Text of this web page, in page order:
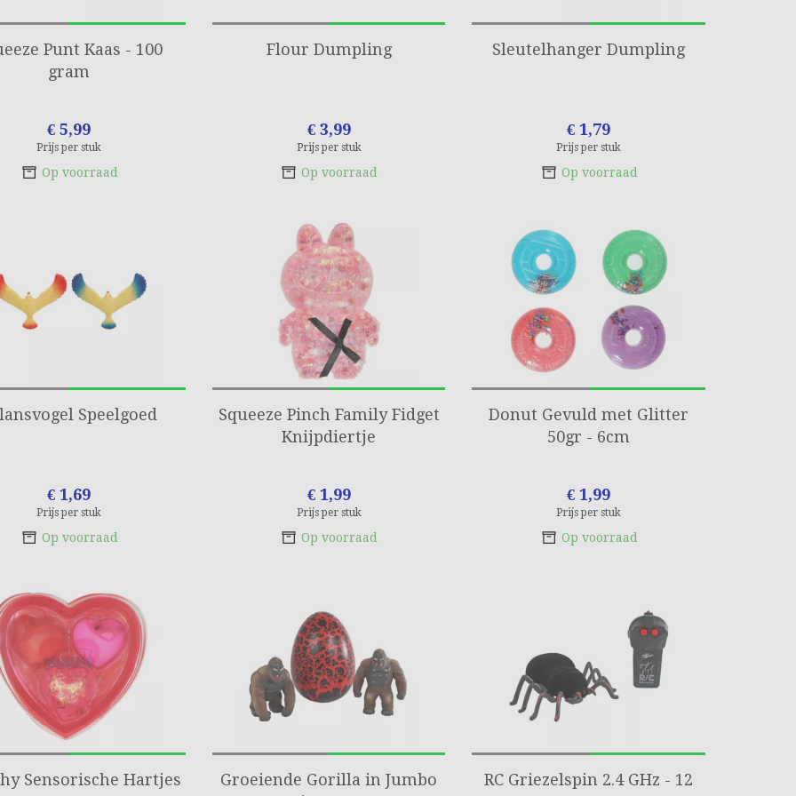
Punt Kaas - 100
gram
€ 5,99
Prijs per stuk
Op voorraad
Flour Dumpling
€ 3,99
Prijs per stuk
Op voorraad
Sleutelhanger Dumpling
€ 1,79
Prijs per stuk
Op voorraad
Speelgoed
€ 1,69
Prijs per stuk
Op voorraad
Squeeze Pinch Family Fidget
Knijpdiertje
€ 1,99
Prijs per stuk
Op voorraad
Donut Gevuld met Glitter
50gr - 6cm
€ 1,99
Prijs per stuk
Op voorraad
Sensorische Hartjes
Groeiende Gorilla in Jumbo
RC Griezelspin 2.4 GHz - 12